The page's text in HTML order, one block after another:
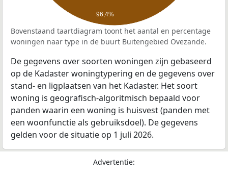
96,4%
Bovenstaand taartdiagram toont het aantal en percentage
woningen naar type in de buurt Buitengebied Ovezande.
De gegevens over soorten woningen zijn gebaseerd
op de Kadaster woningtypering en de gegevens over
stand- en ligplaatsen van het Kadaster. Het soort
woning is geografisch-algoritmisch bepaald voor
panden waarin een woning is huisvest (panden met
een woonfunctie als gebruiksdoel). De gegevens
gelden voor de situatie op 1 juli 2026.
Advertentie: